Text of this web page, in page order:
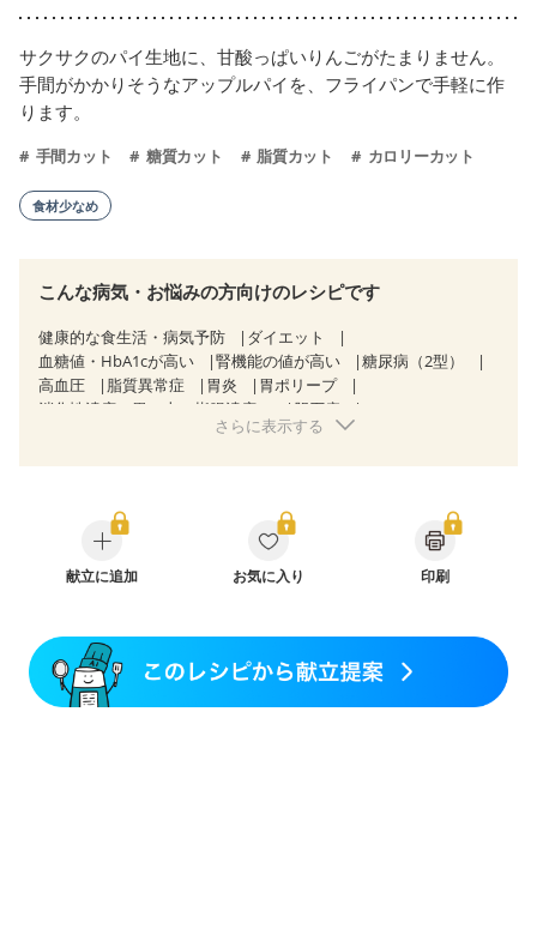
サクサクのパイ生地に、甘酸っぱいりんごがたまりません。
手間がかかりそうなアップルパイを、フライパンで手軽に作
ります。
手間カット 糖質カット 脂質カット カロリーカット
食材少なめ
こんな病気・お悩みの方向けのレシピです
健康的な食生活・病気予防
ダイエット
血糖値・HbA1cが高い
腎機能の値が高い
糖尿病（2型）
高血圧
脂質異常症 胃炎
胃ポリープ
消化性潰瘍（胃・十二指腸潰瘍）
胆石症
慢性膵炎（移行期・寛解期）
非アルコール性脂肪肝
乳がん（ホルモン療法中）
乳がん（放射線治療中）
乳がん治療を終えた方・経過観察中の方など
胃がん（抗がん剤治療中）
大腸がん（抗がん剤治療中）
妊娠中(初期)
妊婦健診・体重増加が気になる（初期）
妊婦健診・血圧が気になる（初期）
さらに表示する
献立に追加 お気に入り 印刷